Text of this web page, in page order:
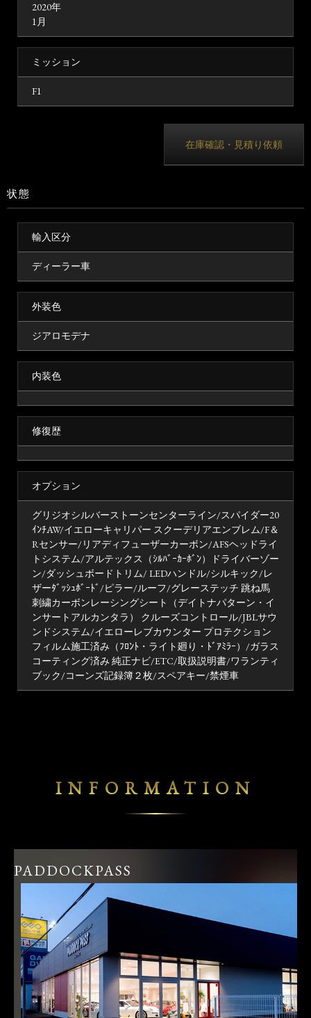
2020年
1月
ミッション
F1
在庫確認・見積り依頼
状態
輸入区分
ディーラー車
外装色
ジアロモデナ
内装色
修復歴
オプション
グリジオシルバーストーンセンターライン/スパイダー20
ｲﾝﾁAW/イエローキャリパー スクーデリアエンブレム/F＆
Rセンサー/リアディフューザーカーボン/AFSヘッドライ
トシステム/アルテックス（ｼﾙﾊﾞｰｶｰﾎﾞﾝ）ドライバーゾー
ン/ダッシュボードトリム/ LEDハンドル/シルキック/レ
ザーﾀﾞｯｼｭﾎﾞｰﾄﾞ/ピラー/ルーフ/グレーステッチ 跳ね馬
刺繍カーボンレーシングシート（デイトナパターン・イ
ンサートアルカンタラ） クルーズコントロール/JBLサウ
ンドシステム/イエローレブカウンター プロテクション
フィルム施工済み（ﾌﾛﾝﾄ・ライト廻り・ﾄﾞｱﾐﾗｰ）/ガラス
コーティング済み 純正ナビ/ETC/取扱説明書/ワランティ
ブック/コーンズ記録簿２枚/スペアキー/禁煙車
INFORMATION
PADDOCKPASS